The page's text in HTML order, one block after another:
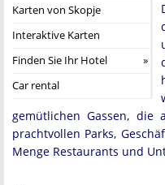
Karten von Skopje
Interaktive Karten
Finden Sie Ihr Hotel
Car rental
gemütlichen Gassen, die
prachtvollen Parks,
Menge Restaurants und